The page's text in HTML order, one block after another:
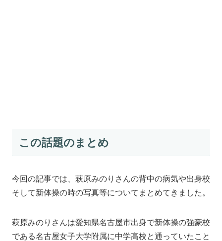
この話題のまとめ
今回の記事では、萩原みのりさんの背中の病気や出身校
そして新体操の時の写真等についてまとめてきました。
萩原みのりさんは愛知県名古屋市出身で新体操の強豪校
である名古屋女子大学附属に中学高校と通っていたこと